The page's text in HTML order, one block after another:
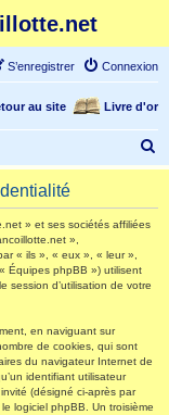
Connexion
S’enregistrer
Livre d'or
au site
e
» et ses sociétés affiliées
»,
« ils », « eux », « leur »,
Équipes phpBB ») utilisent
session d’utilisation de votre
en naviguant sur
de cookies, qui sont
du navigateur Internet de
identifiant utilisateur
(désigné ci-après par
logiciel phpBB. Un troisième